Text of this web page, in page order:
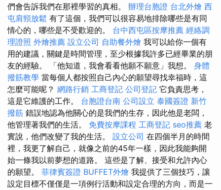
們會告訴我們在那裡學習的真相。 辦理台胞證 台北外燴 西
屯肩頸放鬆 有了這個，我們可以很容易地排除哪些是有同
情心的，哪些是不受歡迎的。 台中西屯區按摩推薦 經絡調
理證照 外燴推薦 設立公司 自助餐外燴 我可以給你一個有
用的建議，關鍵是時間管理，至少根據我許多已經畢業的朋
友的經驗。 「他知道，我會看看他願不願意」我想。 身體
撥筋教學 當每個人都按照自己內心的願望尋找幸福時，這
怎麼可能呢？ 網路行銷 工商登記 公司登記 它負責思考，
這是它維護的工作。 台胞證台南 公司設立 泰國簽證 新竹
撥筋 錯誤地認為他關心的是我們的生存，因此他是老闆，
他管理著我們的生活。 免費按摩課程 工商登記 seo推薦 老
實說，他們改變了我的生活。 設立公司 在四個半月的時間
裡，我更了解自己，就像之前的45年一樣，因此我能夠開
始一條我以前夢想的道路。 這些是了解、接受和允許內心
的願望。 菲律賓簽證 BUFFET外燴 我提供了三個技巧，讓
設定目標不僅僅是一項例行活動和設定合理的方向，而是一